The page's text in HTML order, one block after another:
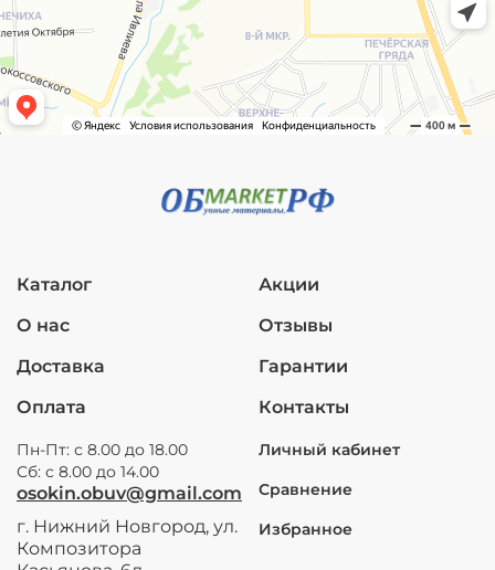
Каталог
О нас
Доставка
Оплата
Акции
Отзывы
Гарантии
Контакты
Пн-Пт: с 8.00 до 18.00
Сб: с 8.00 до 14.00
osokin.obuv@gmail.com
г. Нижний Новгород, ул.
Композитора
Личный кабинет
Сравнение
Избранное